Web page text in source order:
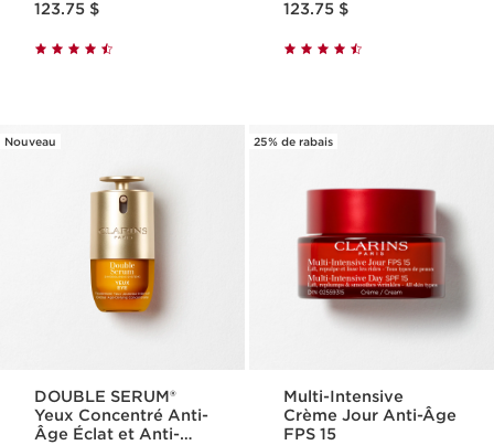
123.75 $ 123.75 $
Nouveau
DOUBLE SERUM®
Yeux Concentré Anti-
Âge Éclat et Anti-
25% de rabais
Multi-Intensive
Crème Jour Anti-Âge
FPS 15